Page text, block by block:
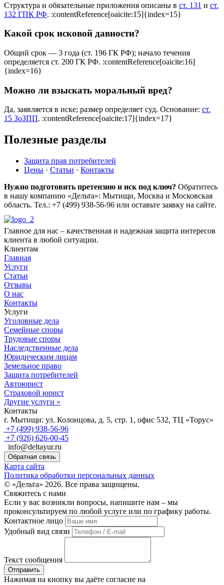
Структура и обязательные приложения описаны в ст. 131 и ст.
132 ГПК РФ. :contentReference[oaicite:15]{index=15}
Какой срок исковой давности?
Общий срок — 3 года (ст. 196 ГК РФ); начало течения
определяется ст. 200 ГК РФ. :contentReference[oaicite:16]
{index=16}
Можно ли взыскать моральный вред?
Да, заявляется в иске; размер определяет суд. Основание: ст.
15 ЗоЗПП. :contentReference[oaicite:17]{index=17}
Полезные разделы
Защита прав потребителей
Цены · Статьи · Контакты
Нужно подготовить претензию и иск под ключ? Обратитесь
в нашу компанию «Дельта»: Мытищи, Москва и Московская
область. Тел.: +7 (499) 938-56-96 или оставьте заявку на сайте.
Главное для нас – качественная и надежная защита интересов
клиента в любой ситуации.
Клиентам
Главная
Услуги
Статьи
Отзывы
О нас
Контакты
Услуги
Уголовные дела
Семейные споры
Трудовые споры
Наследственные дела
Юридическим лицам
Земельное право
Защита потребителей
Автоюрист
Страховой юрист
Другие услуги »
Контакты
г. Мытищи: ул. Колонцова, д. 5, стр. 1, офис 532, ТЦ «Торус»
+7 (499) 938-56-96
+7 (926) 626-00-45
info@deltayur.ru
Обратная связь
Карта сайта
Политика обработки персональных данных
© «Дельта» 2026. Все права защищены.
Свяжитесь с нами
Если у вас возникли вопросы, напишите нам – мы
проконсультируем по любой услуге или по графику работы.
Контактное лицо
Удобный вид связи
Текст сообщения
Нажимая на кнопку вы даёте согласие на